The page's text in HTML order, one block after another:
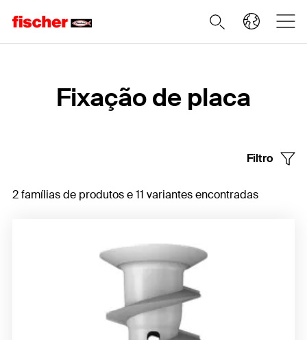
Fixação de placa
Filtro
2 famílias de produtos e 11 variantes encontradas